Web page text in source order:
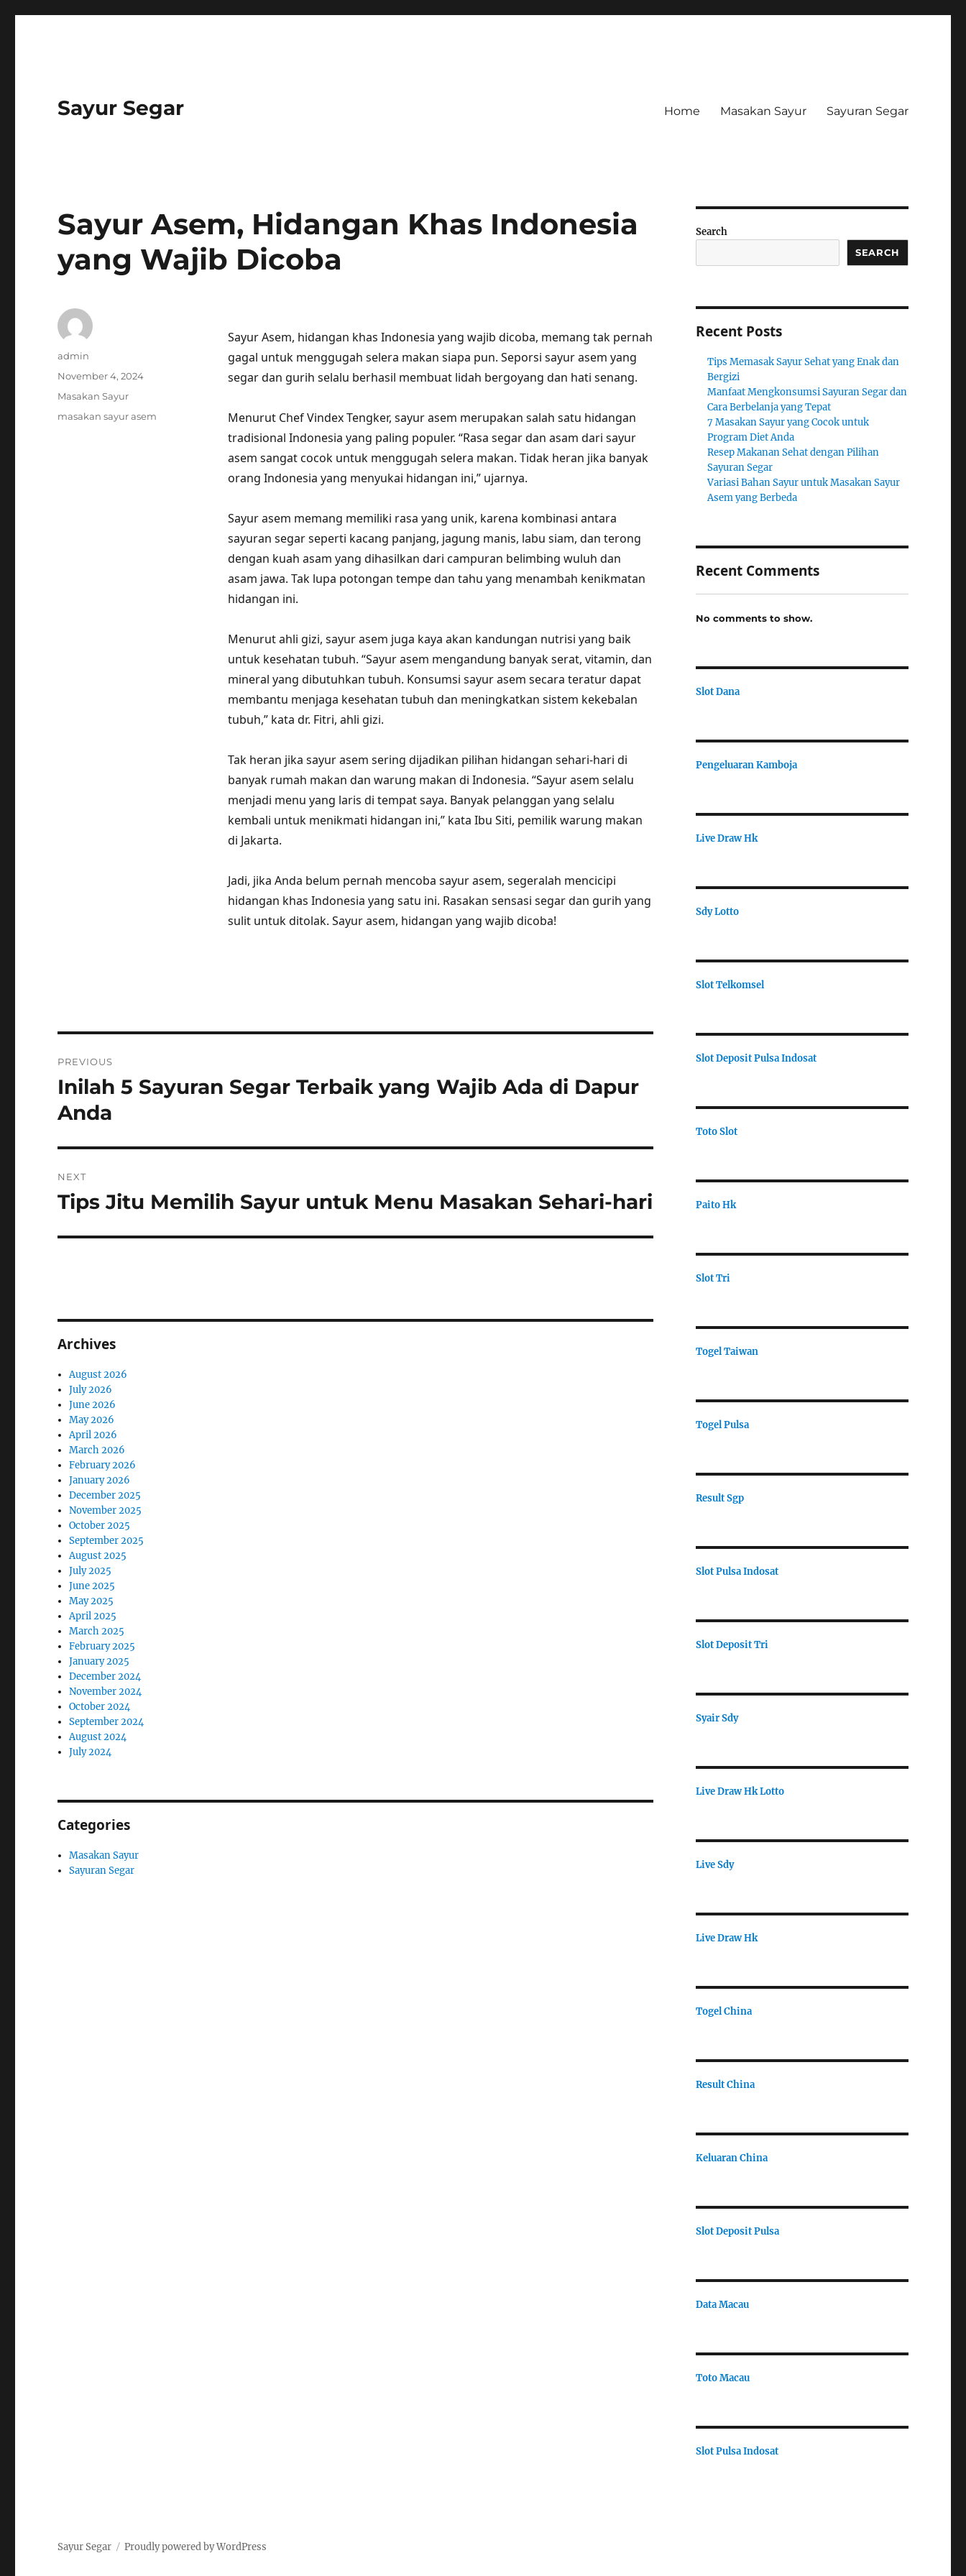
Sayur Segar Home Masakan Sayur Sayuran Segar
Sayur Asem, Hidangan Khas Indonesia
yang Wajib Dicoba
Sayur Asem, hidangan khas Indonesia yang wajib dicoba, memang tak pernah
gagal untuk menggugah selera makan siapa pun. Seporsi sayur asem yang
segar dan gurih selalu berhasil membuat lidah bergoyang dan hati senang.
Menurut Chef Vindex Tengker, sayur asem merupakan salah satu hidangan
tradisional Indonesia yang paling populer. “Rasa segar dan asam dari sayur
asem sangat cocok untuk menggugah selera makan. Tidak heran jika banyak
orang Indonesia yang menyukai hidangan ini,” ujarnya.
Sayur asem memang memiliki rasa yang unik, karena kombinasi antara
sayuran segar seperti kacang panjang, jagung manis, labu siam, dan terong
dengan kuah asam yang dihasilkan dari campuran belimbing wuluh dan
asam jawa. Tak lupa potongan tempe dan tahu yang menambah kenikmatan
hidangan ini.
Menurut ahli gizi, sayur asem juga kaya akan kandungan nutrisi yang baik
untuk kesehatan tubuh. “Sayur asem mengandung banyak serat, vitamin, dan
mineral yang dibutuhkan tubuh. Konsumsi sayur asem secara teratur dapat
membantu menjaga kesehatan tubuh dan meningkatkan sistem kekebalan
tubuh,” kata dr. Fitri, ahli gizi.
Tak heran jika sayur asem sering dijadikan pilihan hidangan sehari-hari di
banyak rumah makan dan warung makan di Indonesia. “Sayur asem selalu
menjadi menu yang laris di tempat saya. Banyak pelanggan yang selalu
kembali untuk menikmati hidangan ini,” kata Ibu Siti, pemilik warung makan
di Jakarta.
Jadi, jika Anda belum pernah mencoba sayur asem, segeralah mencicipi
hidangan khas Indonesia yang satu ini. Rasakan sensasi segar dan gurih yang
sulit untuk ditolak. Sayur asem, hidangan yang wajib dicoba!
Author
admin
Posted
November 4, 2024
Categories
Masakan Sayur
Tags
masakan sayur asem
navigation
PREVIOUS
Previous
post:
Inilah 5 Sayuran Segar Terbaik yang Wajib Ada di Dapur
Anda
NEXT
Next
Tips Jitu Memilih Sayur untuk Menu Masakan Sehari-hari
Archives
August 2026
July 2026
June 2026
May 2026
April 2026
March 2026
February 2026
January 2026
December 2025
November 2025
October 2025
September 2025
August 2025
July 2025
June 2025
May 2025
April 2025
March 2025
February 2025
January 2025
December 2024
November 2024
October 2024
September 2024
August 2024
July 2024
Categories
Masakan Sayur
Sayuran Segar
Search
SEARCH
Recent Posts
Tips Memasak Sayur Sehat yang Enak dan
Bergizi
Manfaat Mengkonsumsi Sayuran Segar dan
Cara Berbelanja yang Tepat
7 Masakan Sayur yang Cocok untuk
Program Diet Anda
Resep Makanan Sehat dengan Pilihan
Sayuran Segar
Variasi Bahan Sayur untuk Masakan Sayur
Asem yang Berbeda
Recent Comments
No comments to show.
Slot Dana
Pengeluaran Kamboja
Live Draw Hk
Sdy Lotto
Slot Telkomsel
Slot Deposit Pulsa Indosat
Toto Slot
Paito Hk
Slot Tri
Togel Taiwan
Togel Pulsa
Result Sgp
Slot Pulsa Indosat
Slot Deposit Tri
Syair Sdy
Live Draw Hk Lotto
Live Sdy
Live Draw Hk
Togel China
Result China
Keluaran China
Slot Deposit Pulsa
Data Macau
Toto Macau
Slot Pulsa Indosat
Sayur Segar Proudly powered by WordPress